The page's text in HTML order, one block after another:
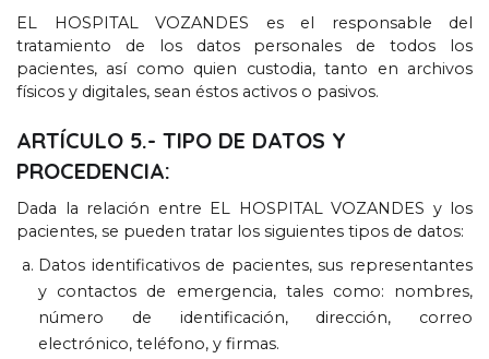
EL HOSPITAL VOZANDES es el responsable del
tratamiento de los datos personales de todos los
pacientes, así como quien custodia,tanto en archivos
físicos y digitales, sean éstos activos o pasivos.
ARTÍCULO 5.- TIPO DE DATOS Y
PROCEDENCIA:
Dada la relación entre EL HOSPITAL VOZANDES y los
pacientes, se pueden tratar los siguientes tipos de datos:
Datos identificativos de pacientes,sus representantes
y contactos de emergencia, tales como: nombres,
número de identificación, dirección, correo
electrónico, teléfono, y firmas.